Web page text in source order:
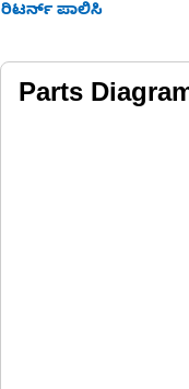
ರಿಟರ್ನ್ ಪಾಲಿಸಿ
Parts